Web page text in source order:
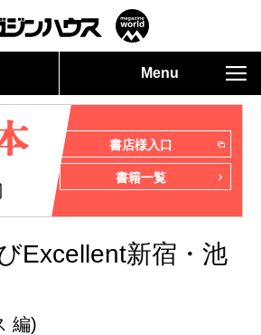
Menu
書店様入口
書籍一覧
Excellent新宿・池
編)